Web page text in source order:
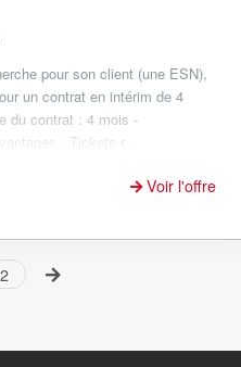
pour son client (une ESN),
un contrat en intérim de 4
du contrat : 4 mois -
: Tickets r...
Voir l'offre
2